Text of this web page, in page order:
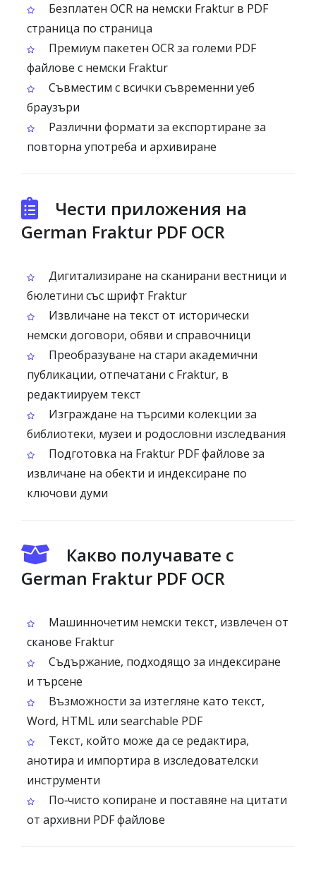
Безплатен OCR на немски Fraktur в PDF
страница по страница
Премиум пакетен OCR за големи PDF
файлове с немски Fraktur
Съвместим с всички съвременни уеб
браузъри
Различни формати за експортиране за
повторна употреба и архивиране
Чести приложения на
German Fraktur PDF OCR
Дигитализиране на сканирани вестници и
бюлетини със шрифт Fraktur
Извличане на текст от исторически
немски договори, обяви и справочници
Преобразуване на стари академични
публикации, отпечатани с Fraktur, в
редактиируем текст
Изграждане на търсими колекции за
библиотеки, музеи и родословни изследвания
Подготовка на Fraktur PDF файлове за
извличане на обекти и индексиране по
ключови думи
Какво получавате с
German Fraktur PDF OCR
Машинночетим немски текст, извлечен от
сканове Fraktur
Съдържание, подходящо за индексиране
и търсене
Възможности за изтегляне като текст,
Word, HTML или searchable PDF
Текст, който може да се редактира,
анотира и импортира в изследователски
инструменти
По‑чисто копиране и поставяне на цитати
от архивни PDF файлове